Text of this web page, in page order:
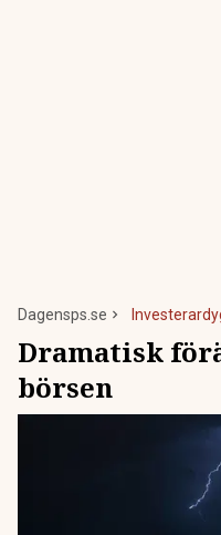
Dagensps.se
Dramatisk
börsen